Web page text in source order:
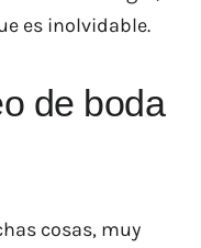
es inolvidable.
de boda
cosas, muy